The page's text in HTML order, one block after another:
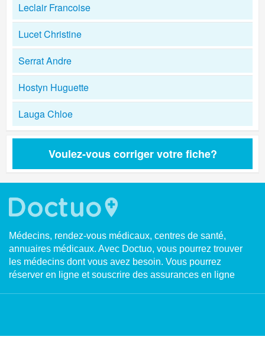
Leclair Francoise
Lucet Christine
Serrat Andre
Hostyn Huguette
Lauga Chloe
Voulez-vous corriger votre fiche?
Médecins, rendez-vous médicaux, centres de santé,
annuaires médicaux. Avec Doctuo, vous pourrez trouver
les médecins dont vous avez besoin. Vous pourrez
réserver en ligne et souscrire des assurances en ligne